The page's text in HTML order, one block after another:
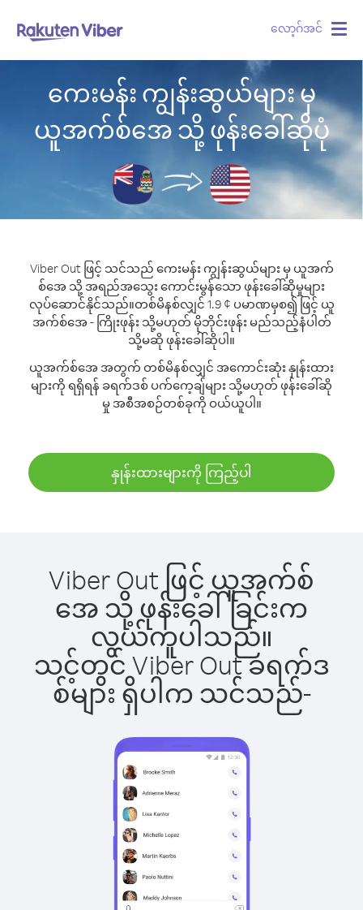
လော့ဂ်အင်
ကေးမန်း ကျွန်းဆွယ်များ မှ
ယူအက်စ်အေ သို့ ဖုန်းခေါ်ဆိုပုံ
Viber Out ဖြင့် သင်သည် ကေးမန်း ကျွန်းဆွယ်များ မှ ယူအက်
စ်အေ သို့ အရည်အသွေး ကောင်းမွန်သော ဖုန်းခေါ်ဆိုမှုများ
လုပ်ဆောင်နိုင်သည်။တစ်မိနစ်လျှင် 1.9 ¢ ပမာဏမှစ၍ ဖြင့် ယူ
အက်စ်အေ - ကြိုးဖုန်း သို့မဟုတ် မိုဘိုင်းဖုန်း မည်သည့်နံပါတ်
သို့မဆို ဖုန်းခေါ်ဆိုပါ။
ယူအက်စ်အေ အတွက် တစ်မိနစ်လျှင် အကောင်းဆုံး နှုန်းထား
များကို ရရှိရန် ခရက်ဒစ် ပက်ကေ့ချ်များ သို့မဟုတ် ဖုန်းခေါ်ဆို
မှု အစီအစဉ်တစ်ခုကို ဝယ်ယူပါ။
နှုန်းထားများကို ကြည့်ပါ
Viber Out ဖြင့် ယူအက်စ်
အေ သို့ ဖုန်းခေါ်ခြင်းက
လွယ်ကူပါသည်။
သင့်တွင် Viber Out ခရက်ဒ
စ်များ ရှိပါက သင်သည်-